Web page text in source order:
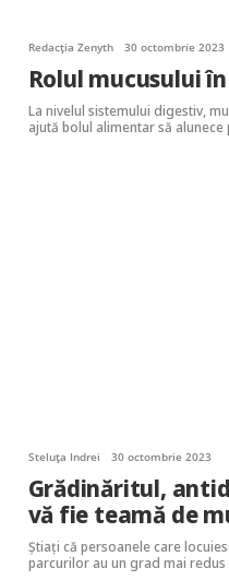
Redacția Zenyth 30 octombrie 2023
Rolul mucusului
La nivelul sistemului digestiv,
ajută bolul alimentar să
Steluța Indrei 30 octombrie 2023
Grădinăritul,
vă fie teamă de
Știați că persoanele care
parcurilor au un grad mai